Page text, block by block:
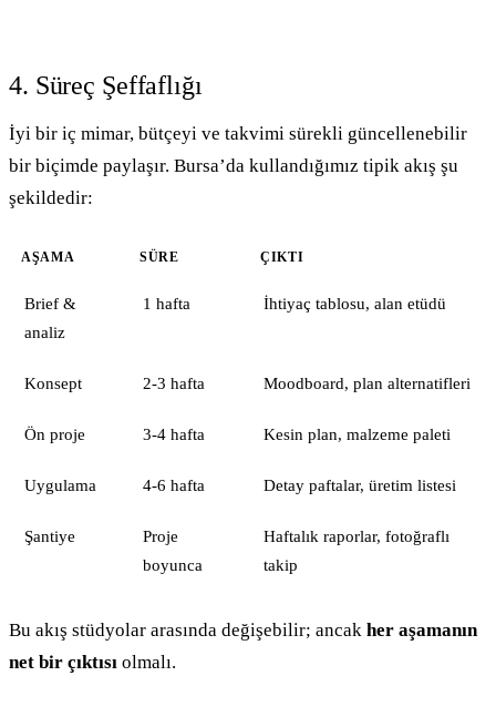
4. Süreç Şeffaflığı
İyi bir iç mimar, bütçeyi ve takvimi sürekli güncellenebilir
bir biçimde paylaşır. Bursa’da kullandığımız tipik akış şu
şekildedir:
AŞAMA SÜRE ÇIKTI
Brief &
analiz
1 hafta İhtiyaç tablosu, alan etüdü
Konsept 2-3 hafta Moodboard, plan alternatifleri
Ön proje 3-4 hafta Kesin plan, malzeme paleti
Uygulama 4-6 hafta Detay paftalar, üretim listesi
Şantiye
Proje
boyunca
Haftalık raporlar, fotoğraflı
takip
Bu akış stüdyolar arasında değişebilir; ancak her aşamanın
net bir çıktısı olmalı.